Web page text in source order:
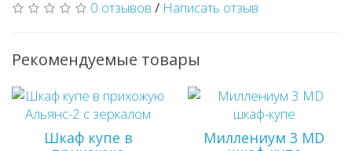
0 отзывов / Написать отзыв
Рекомендуемые товары
Шкаф купе в Миллениум 3 MD